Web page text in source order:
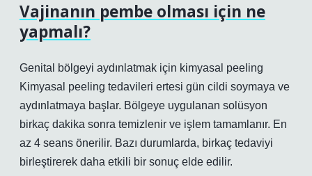
Vajinanın pembe olması için ne
yapmalı?
Genital bölgeyi aydınlatmak için kimyasal peeling
Kimyasal peeling tedavileri ertesi gün cildi soymaya ve
aydınlatmaya başlar. Bölgeye uygulanan solüsyon
birkaç dakika sonra temizlenir ve işlem tamamlanır. En
az 4 seans önerilir. Bazı durumlarda, birkaç tedaviyi
birleştirerek daha etkili bir sonuç elde edilir.